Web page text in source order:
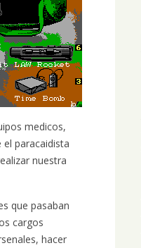
medicos,
paracaidista
nuestra
que pasaban
cargos
hacer